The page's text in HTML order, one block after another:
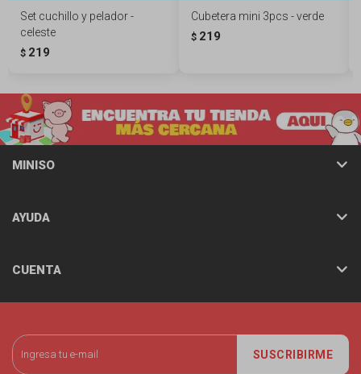
Set cuchillo y pelador -
celeste
$ 219
Cubetera mini 3pcs - verde
$ 219
SUSCRIBIRME
MINISO
AYUDA
CUENTA